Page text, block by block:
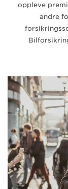
oppleve
andre